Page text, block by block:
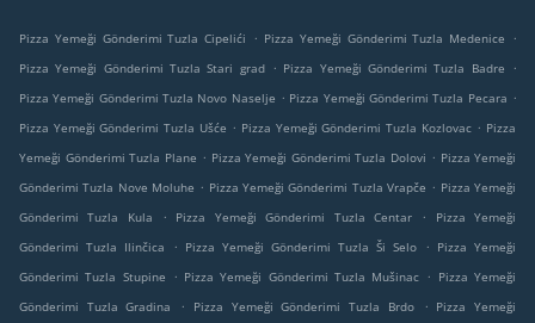
Pizza Yemeği Gönderimi Tuzla Cipelići . Pizza Yemeği Gönderimi Tuzla Medenice
.
Pizza Yemeği Gönderimi Tuzla Stari grad . Pizza Yemeği Gönderimi Tuzla Badre
.
Pizza Yemeği Gönderimi Tuzla Novo Naselje . Pizza Yemeği Gönderimi Tuzla Pecara .
Pizza Yemeği Gönderimi Tuzla Ušće . Pizza Yemeği Gönderimi Tuzla Kozlovac . Pizza
Yemeği Gönderimi Tuzla Plane . Pizza Yemeği Gönderimi Tuzla Dolovi . Pizza Yemeği
Gönderimi Tuzla Nove Moluhe . Pizza Yemeği Gönderimi Tuzla Vrapče . Pizza Yemeği
Gönderimi Tuzla Kula
. Pizza Yemeği Gönderimi Tuzla Centar .
Pizza Yemeği
Gönderimi Tuzla Ilinčica
. Pizza Yemeği Gönderimi Tuzla Ši Selo . Pizza Yemeği
Gönderimi Tuzla Stupine
. Pizza Yemeği Gönderimi Tuzla Mušinac . Pizza Yemeği
Gönderimi Tuzla Gradina
. Pizza Yemeği Gönderimi Tuzla Brdo . Pizza Yemeği